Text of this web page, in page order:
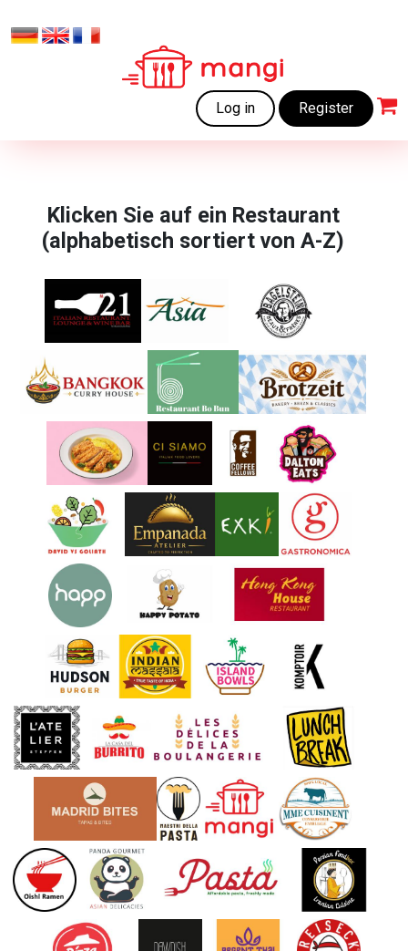
Log in Register
Klicken Sie auf ein Restaurant
(alphabetisch sortiert von A-Z)